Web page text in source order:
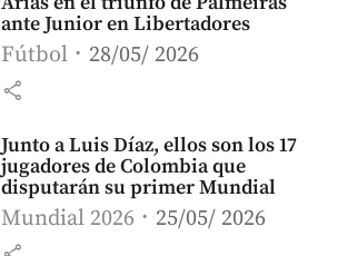
ante Junior en Libertadores
Fútbol 28/05/ 2026
share
Junto a Luis Díaz, ellos son los 17
jugadores de Colombia que
disputarán su primer Mundial
Mundial 2026 25/05/ 2026